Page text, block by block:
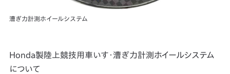
漕ぎ力計測ホイールシステム
Honda製陸上競技用車いす・漕ぎ力計測ホイールシステム
について